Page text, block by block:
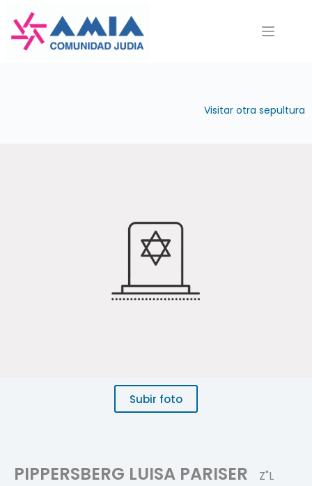
contenido
Visitar otra sepultura
Subir foto
PIPPERSBERG LUISA PARISER Z"L